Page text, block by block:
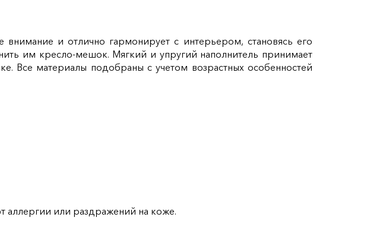
и отлично гармонирует с интерьером, становясь его
им кресло-мешок. Мягкий и упругий наполнитель принимает
Все материалы подобраны с учетом возрастных особенностей
аллергии или раздражений на коже.